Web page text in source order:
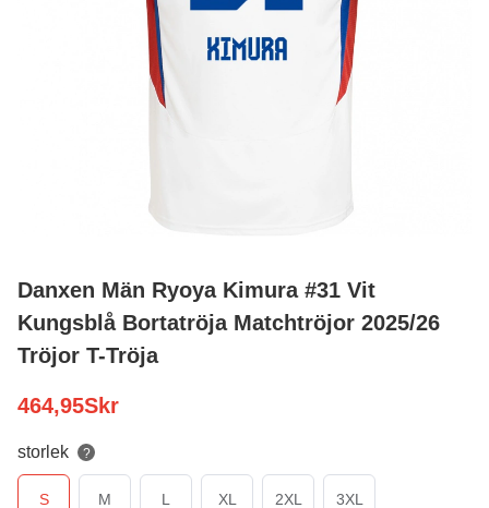
Danxen Män Ryoya Kimura #31 Vit
Kungsblå Bortatröja Matchtröjor 2025/26
Tröjor T-Tröja
464,95Skr
storlek ?
S M L XL 2XL 3XL